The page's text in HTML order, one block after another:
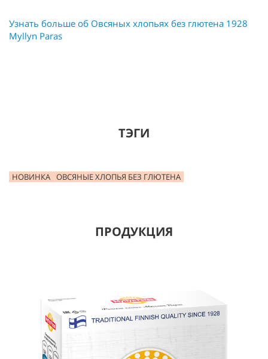
Узнать больше об Овсяных хлопьях без глютена 1928
Myllyn Paras
ТЭГИ
НОВИНКА ОВСЯНЫЕ ХЛОПЬЯ БЕЗ ГЛЮТЕНА
ПРОДУКЦИЯ